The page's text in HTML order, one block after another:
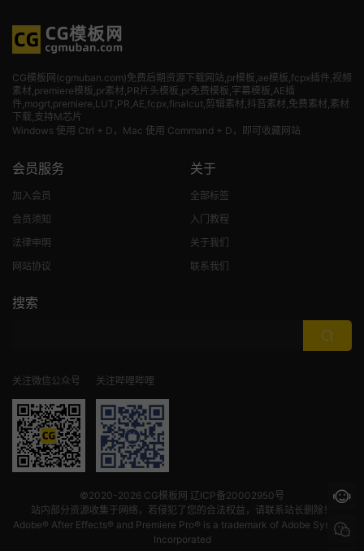
CG模板网(cgmuban.com)免费后期资源下载网站,pr模板,ae模板,fcpx插件,视频
素材 ,premiere模板,pr素材,PR片头模板,pr免费模板,字幕模板,AE插
件,mogrt,premiere,LUT,PR,AE,fcpx,finalcut,剪辑素材,抖音素材,免费素材,素材
下载,支持M芯片
Windows 使用 Ctrl + D，Mac 使用 Command + D，即可收藏网站
会员服务
加入会员
会员须知
法律申明
网站协议
关于
全部标签
入门教程
关于我们
联系我们
搜索
关注微信公众号 关注哔哩哔哩
©2020-2026 CG模板网 辽ICP备20002950号
站内部分资源收集于网络，若侵犯了您的合法权益，请联系站长删除！
Adobe® After Effects® and Premiere Pro® is a trademark of Adobe Systems
Incorporated